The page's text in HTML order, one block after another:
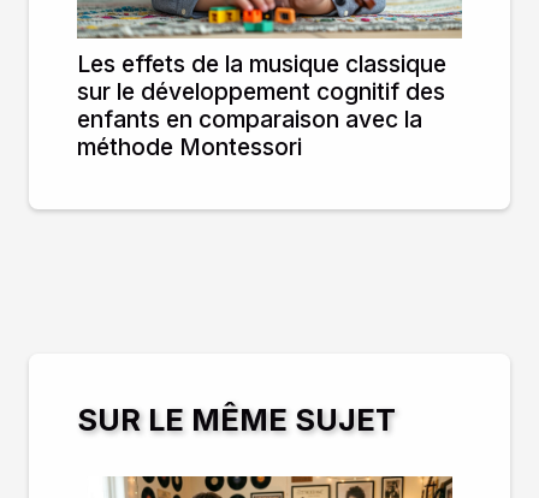
Les effets de la musique classique
sur le développement cognitif des
enfants en comparaison avec la
méthode Montessori
SUR LE MÊME SUJET